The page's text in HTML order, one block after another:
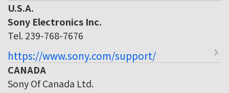
U.S.A.
Sony Electronics Inc.
Tel. 239-768-7676
https://www.sony.com/support/
CANADA
Sony Of Canada Ltd.